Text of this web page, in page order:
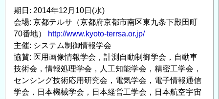
期日: 2014年12月10日(水)
会場: 京都テルサ（京都府京都市南区東九条下殿田町
70番地）
http://www.kyoto-terrsa.or.jp/
主催: システム制御情報学会
協賛: 医用画像情報学会，計測自動制御学会，自動車
技術会，情報処理学会，人工知能学会，精密工学会，
センシング技術応用研究会，電気学会，電子情報通信
学会，日本機械学会，日本経営工学会，日本航空宇宙